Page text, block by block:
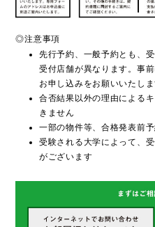
◎注意事項
先行予約、一般予約とも、
受付店舗が異なります。事前
お申し込みをお願いいたし
合否結果以外の理由による
きません
一部の物件等、合格発表前
受験される大学によって、
がございます